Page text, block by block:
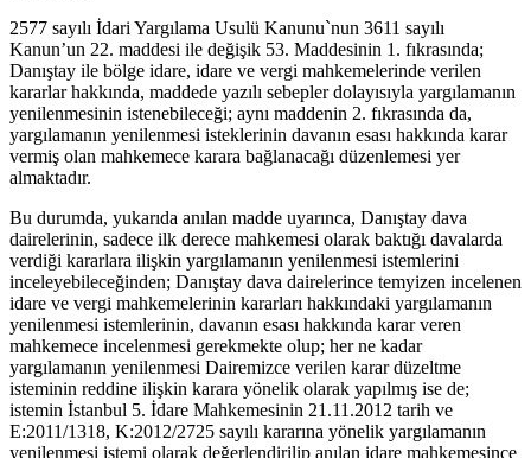
2577 sayılı İdari Yargılama Usulü Kanunu`nun 3611 sayılı
Kanun’un 22. maddesi ile değişik 53. Maddesinin 1. fıkrasında;
Danıştay ile bölge idare, idare ve vergi mahkemelerinde verilen
kararlar hakkında, maddede yazılı sebepler dolayısıyla yargılamanın
yenilenmesinin istenebileceği; aynı maddenin 2. fıkrasında da,
yargılamanın yenilenmesi isteklerinin davanın esası hakkında karar
vermiş olan mahkemece karara bağlanacağı düzenlemesi yer
almaktadır.
Bu durumda, yukarıda anılan madde uyarınca, Danıştay dava
dairelerinin, sadece ilk derece mahkemesi olarak baktığı davalarda
verdiği kararlara ilişkin yargılamanın yenilenmesi istemlerini
inceleyebileceğinden; Danıştay dava dairelerince temyizen incelenen
idare ve vergi mahkemelerinin kararları hakkındaki yargılamanın
yenilenmesi istemlerinin, davanın esası hakkında karar veren
mahkemece incelenmesi gerekmekte olup; her ne kadar
yargılamanın yenilenmesi Dairemizce verilen karar düzeltme
isteminin reddine ilişkin karara yönelik olarak yapılmış ise de;
istemin İstanbul 5. İdare Mahkemesinin 21.11.2012 tarih ve
E:2011/1318, K:2012/2725 sayılı kararına yönelik yargılamanın
yenilenmesi istemi olarak değerlendirilip anılan idare mahkemesince